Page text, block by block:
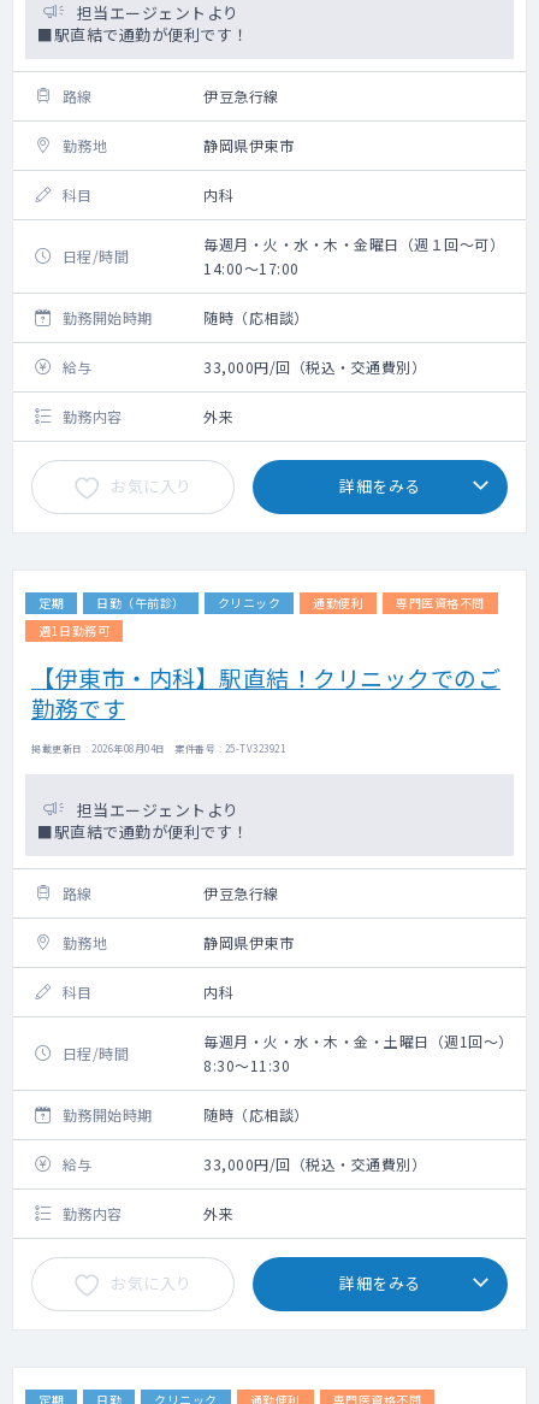
担当エージェントより
■駅直結で通勤が便利です！
路線 伊豆急行線
勤務地 静岡県伊東市
科目 内科
日程/時間
毎週月・火・水・木・金曜日（週１回～可）
14:00～17:00
勤務開始時期 随時（応相談）
給与 33,000円/回（税込・交通費別）
勤務内容 外来
お気に入り 詳細をみる
定期 日勤（午前診） クリニック 通勤便利
専門医資格不問
週1日勤務可
【伊東市・内科】駅直結！クリニックでのご
勤務です
掲載更新日 : 2026年08月04日 案件番号 : 25-TV323921
担当エージェントより
■駅直結で通勤が便利です！
路線 伊豆急行線
勤務地 静岡県伊東市
科目 内科
日程/時間
毎週月・火・水・木・金・土曜日（週1回～）
8:30～11:30
勤務開始時期 随時（応相談）
給与 33,000円/回（税込・交通費別）
勤務内容 外来
お気に入り 詳細をみる
定期 日勤 クリニック 通勤便利 専門医資格不問